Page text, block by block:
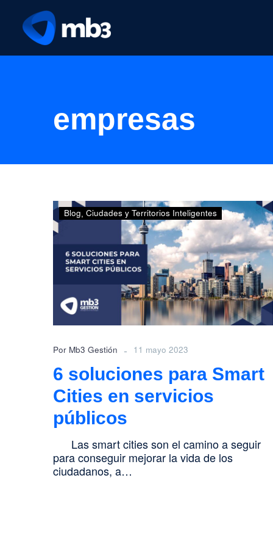
empresas
6
soluciones
para
Smart
Cities
en
servicios
públicos
Blog Ciudades y Territorios Inteligentes
Por Mb3 Gestión - 11 mayo 2023
6 soluciones para Smart
Cities en servicios
públicos
Las smart cities son el camino a seguir
para conseguir mejorar la vida de los
ciudadanos, a…